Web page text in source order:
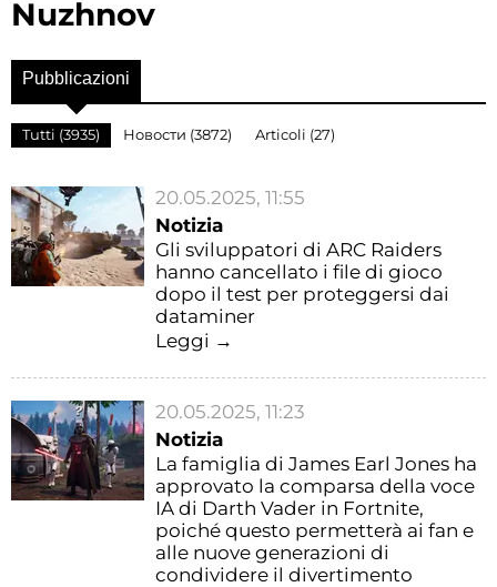
Nuzhnov
Pubblicazioni
Tutti (3935) Новости (3872) Articoli (27)
20.05.2025, 11:55
Notizia
Gli sviluppatori di ARC Raiders
hanno cancellato i file di gioco
dopo il test per proteggersi dai
dataminer
Leggi →
20.05.2025, 11:23
Notizia
La famiglia di James Earl Jones ha
approvato la comparsa della voce
IA di Darth Vader in Fortnite,
poiché questo permetterà ai fan e
alle nuove generazioni di
condividere il divertimento